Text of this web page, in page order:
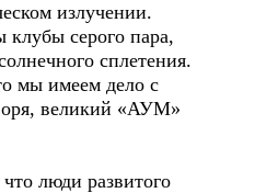
излучении.
серого пара,
сплетения.
мы имеем дело с
великий «АУМ»
люди развитого